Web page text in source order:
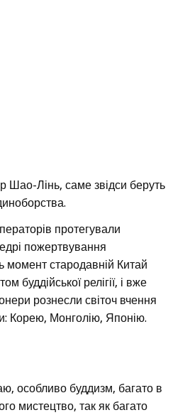
Шао-Лінь, саме звідси беруть
протегували
пожертвування
момент стародавній Китай
буддійської релігії, і вже
рознесли світоч вчення
Корею, Монголію, Японію.
особливо буддизм, багато в
мистецтво, так як багато